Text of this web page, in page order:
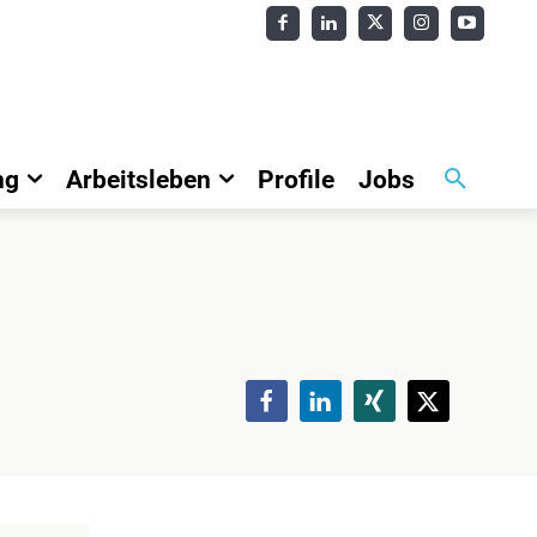
Arbeitsleben Profile Jobs